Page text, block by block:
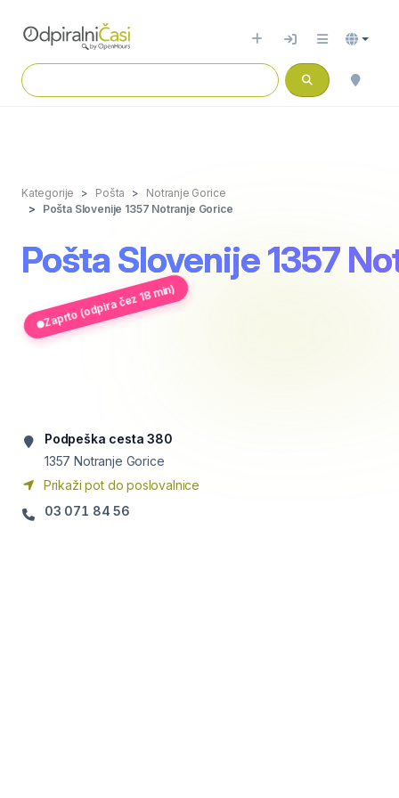
Kategorije Pošta
Notranje Gorice
Pošta Slovenije 1357 Notranje Gorice
Pošta Slovenije 1357
Zaprto (odpira čez 18 min)
Podpeška cesta 380
1357 Notranje Gorice
Prikaži pot do poslovalnice
03 071 84 56